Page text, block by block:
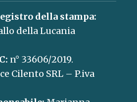
della stampa:
della Lucania
n° 33606/2019.
Cilento SRL – P.iva